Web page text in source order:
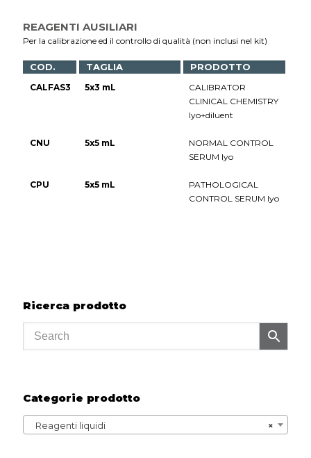
REAGENTI AUSILIARI
Per la calibrazione ed il controllo di qualità (non inclusi nel kit)
COD. TAGLIA PRODOTTO
CALFAS3 5x3 mL
CALIBRATOR
CLINICAL CHEMISTRY
lyo+diluent
CNU 5x5 mL
NORMAL CONTROL
SERUM lyo
CPU 5x5 mL
PATHOLOGICAL
CONTROL SERUM lyo
Ricerca prodotto
Categorie prodotto
×
Reagenti liquidi